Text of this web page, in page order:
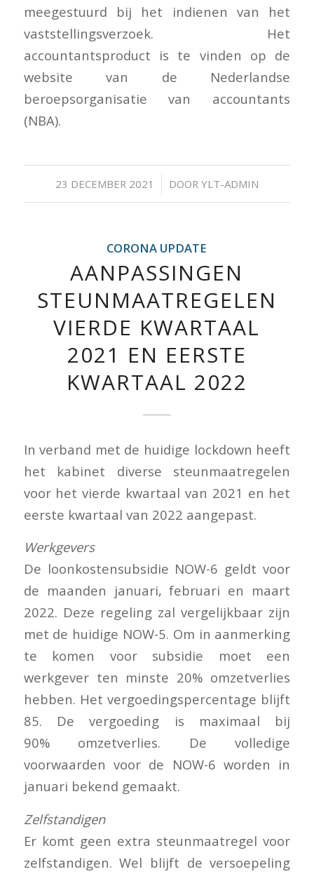
meegestuurd bij het indienen van het
vaststellingsverzoek. Het
accountantsproduct is te vinden op de
website van de Nederlandse
beroepsorganisatie van accountants
(NBA).
23 DECEMBER 2021
/ DOOR YLT-ADMIN
CORONA UPDATE
AANPASSINGEN
STEUNMAATREGELEN
VIERDE KWARTAAL
2021 EN EERSTE
KWARTAAL 2022
In verband met de huidige lockdown heeft
het kabinet diverse steunmaatregelen
voor het vierde kwartaal van 2021 en het
eerste kwartaal van 2022 aangepast.
Werkgevers
De loonkostensubsidie NOW-6 geldt voor
de maanden januari, februari en maart
2022. Deze regeling zal vergelijkbaar zijn
met de huidige NOW-5. Om in aanmerking
te komen voor subsidie moet een
werkgever ten minste 20% omzetverlies
hebben. Het vergoedingspercentage blijft
85. De vergoeding is maximaal bij
90% omzetverlies. De volledige
voorwaarden voor de NOW-6 worden in
januari bekend gemaakt.
Zelfstandigen
Er komt geen extra steunmaatregel voor
zelfstandigen. Wel blijft de versoepeling